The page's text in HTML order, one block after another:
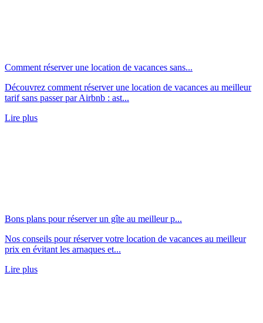
Comment réserver une location de vacances sans...
Découvrez comment réserver une location de vacances au meilleur
tarif sans passer par Airbnb : ast...
Lire plus
Bons plans pour réserver un gîte au meilleur p...
Nos conseils pour réserver votre location de vacances au meilleur
prix en évitant les arnaques et...
Lire plus